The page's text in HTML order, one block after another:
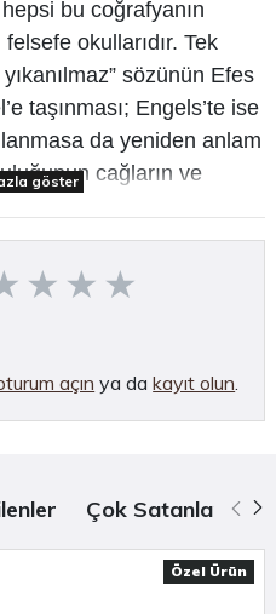
bu coğrafyanın
okullarıdır. Tek
sözünün Efes
taşınması; Engels’te ise
da yeniden anlam
cağların ve
ve spiritizması ile
olarak
düşünce formları biz
şekil veren,
düşüncelerin ömürleri
kuşku
göster
açın ya dakayıt olun.
Çok Satanlar
Özel Ürün